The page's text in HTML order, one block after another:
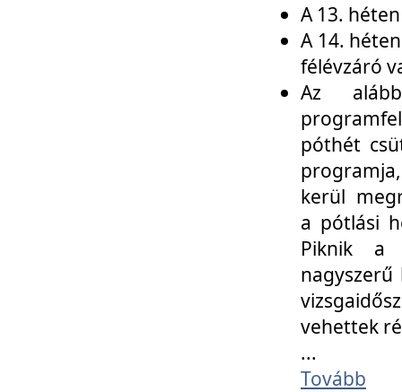
A 13.
A 14.
félévzáró
Az
póthét
kerül
a pótlási
Piknik a
vehettek
...
Tovább